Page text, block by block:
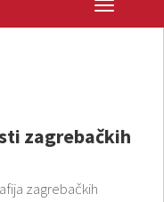
Toggle
navigation
zagrebačkih
zagrebačkih